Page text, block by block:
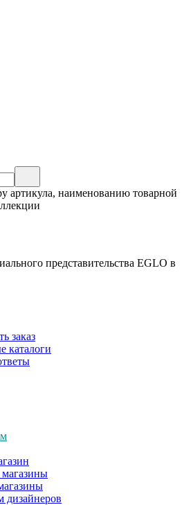
артикула, наименованию товарной
представительства EGLO в
заказ
каталоги
дизайнеров